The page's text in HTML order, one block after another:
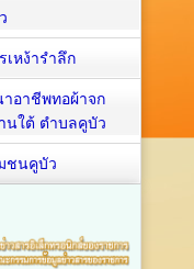
เหง้ารำลึก
อาชีพทอผ้าจก
นใต้ ตำบลคูบัว
ชนคูบัว